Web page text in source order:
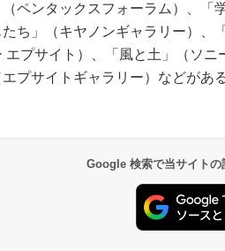
（ペンタックスフォーラム）、
ち」（キヤノンギャラリー）、
エプサイト）、「風と土」（ソ
プサイトギャラリー）などがある
Google 検索で当サイトの